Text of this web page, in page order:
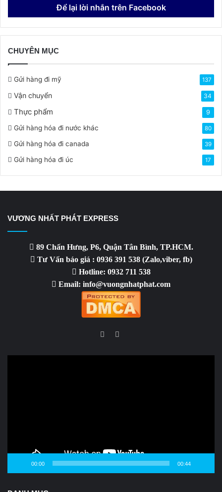
Để lại lời nhắn trên Facebook
CHUYÊN MỤC
Gửi hàng đi mỹ 137
Vận chuyển 34
Thực phẩm 9
Gửi hàng hóa đi nước khác 80
Gửi hàng hóa đi canada 39
Gửi hàng hóa đi úc 17
VƯƠNG NHẤT PHÁT EXPRESS
89 Chấn Hưng, P6, Quận Tân Bình, TP.HCM.
Tư Vấn báo giá : 0936 391 538 (Zalo,viber, fb)
Hotline: 0932 711 538
Email: info@vuongnhatphat.com
Facebook
YouTube
00:00 00:44